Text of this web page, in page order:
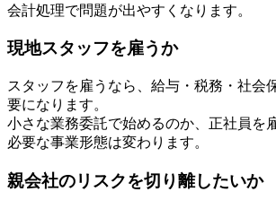
会計処理で問題が出やすくなります。
現地スタッフを雇うか
スタッフを雇うなら、給与・税務・社会
要になります。
小さな業務委託で始めるのか、正社員を
必要な事業形態は変わります。
親会社のリスクを切り離したいか